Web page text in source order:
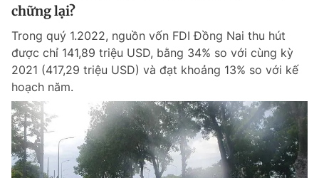
chững lại?
Trong quý 1.2022, nguồn vốn FDI Đồng Nai thu hút
được chỉ 141,89 triệu USD, bằng 34% so với cùng kỳ
2021 (417,29 triệu USD) và đạt khoảng 13% so với kế
hoạch năm.